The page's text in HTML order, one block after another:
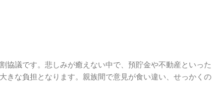
協議です。悲しみが癒えない中で、預貯金や不動産といった
きな負担となります。親族間で意見が食い違い、せっかくの